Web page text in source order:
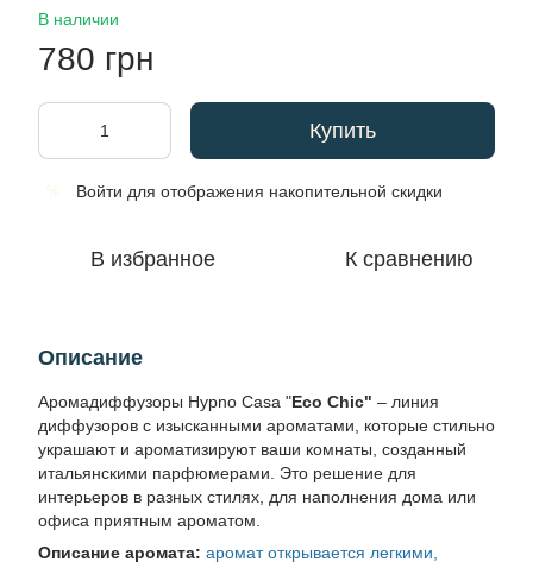
В наличии
780 грн
Купить
Войти для отображения накопительной скидки
В избранное К сравнению
Описание
Аромадиффузоры Hypno Casa "Eco Chic" – линия
диффузоров с изысканными ароматами, которые стильно
украшают и ароматизируют ваши комнаты, созданный
итальянскими парфюмерами. Это решение для
интерьеров в разных стилях, для наполнения дома или
офиса приятным ароматом.
Описание аромата: аромат открывается легкими,